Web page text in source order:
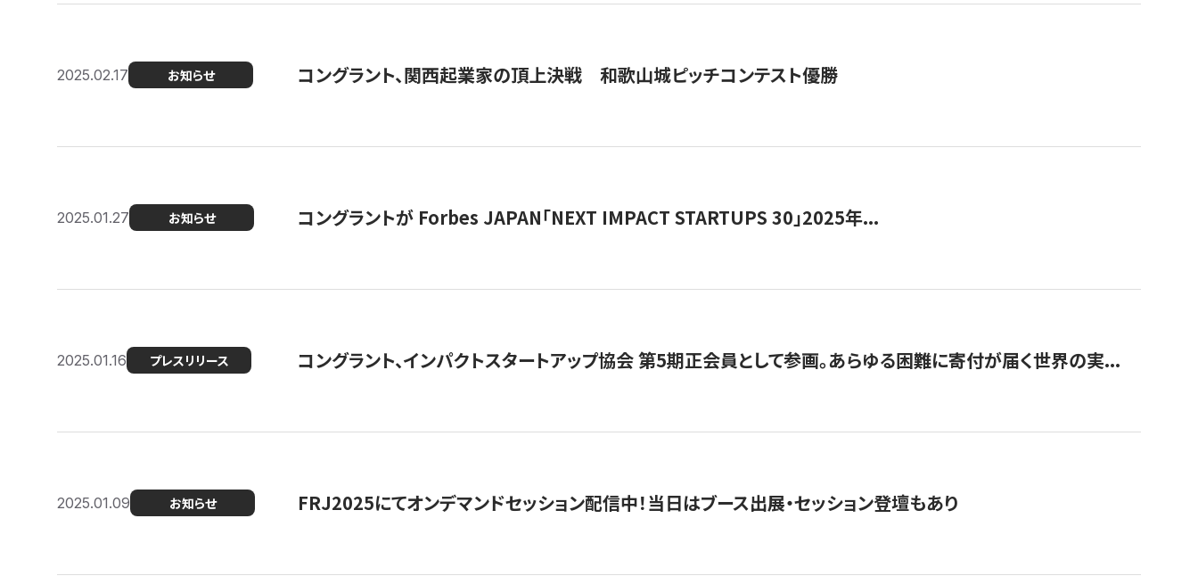
2025.02.17 お知らせ コングラント、関西起業家の頂上決戦 和歌山城ピッチコンテスト優勝
2025.01.27 お知らせ コングラントが Forbes JAPAN「NEXT IMPACT STARTUPS 30」2025年...
2025.01.16 プレスリリース コングラント、インパクトスタートアップ協会 第5期正会員として参画。あらゆる困難に寄付が届く世界の実...
2025.01.09 お知らせ FRJ2025にてオンデマンドセッション配信中！当日はブース出展・セッション登壇もあり